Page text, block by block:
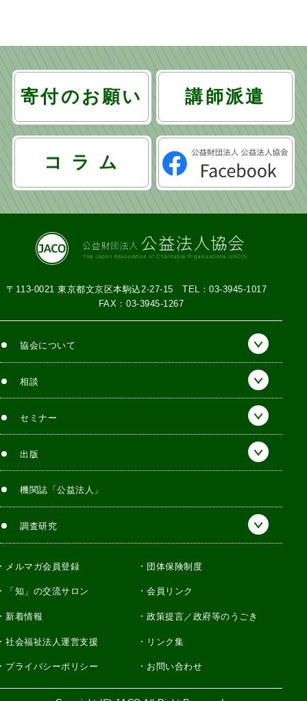
ゲ
シ
ョ
寄付のお願い 講師派遣
コ ラ ム
〒113-0021 東京都文京区本駒込2-27-15TEL：03-3945-1017
FAX：03-3945-1267
協会について
相談
セミナー
出版
機関誌「公益法人」
調査研究
メルマガ会員登録 団体保険制度
「知」の交流サロン 会員リンク
新着情報 政策提言／政府等のうごき
社会福祉法人運営支援 リンク集
プライバシーポリシー お問い合わせ